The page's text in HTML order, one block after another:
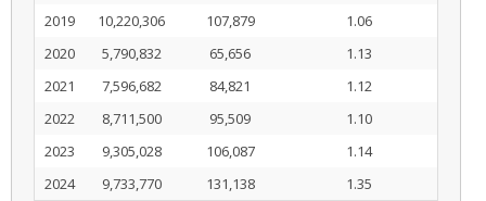
2019
10,220,306 107,879
1.06
2020
5,790,832 65,656
1.13
2021
7,596,682 84,821
1.12
2022
8,711,500 95,509
1.10
2023
9,305,028 106,087
1.14
2024
9,733,770 131,138 1.35